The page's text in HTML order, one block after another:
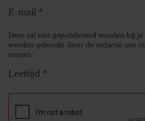
E-mail *
Deze zal niet gepubliceerd worden bij je
worden gebruikt door de redactie om
nemen.
Leeftijd *